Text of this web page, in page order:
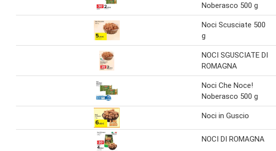
Noberasco 500 g
Noci Scusciate 500
g
NOCI SGUSCIATE DI
ROMAGNA
Noci Che Noce!
Noberasco 500 g
Noci in Guscio
NOCI DI ROMAGNA